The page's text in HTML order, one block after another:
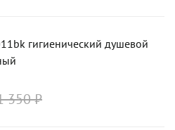
гигиенический душевой
350 ₽